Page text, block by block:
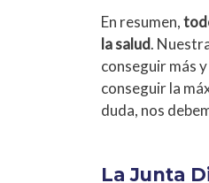
En resumen,
la salud.
conseguir más
conseguir la
duda, nos
La Junta